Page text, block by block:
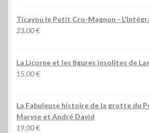
Ticayou le Petit Cro-Magnon -
23,00€
La Licorne et les figures insolites de
15,00€
La Fabuleuse histoire de la grotte du
Maryse et André David
19,00€